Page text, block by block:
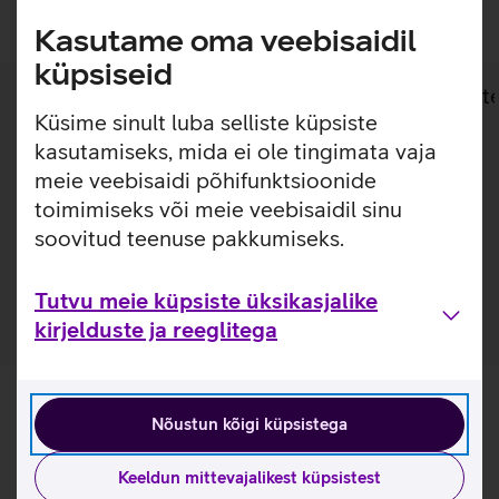
Kasutame oma veebisaidil
küpsiseid
Küsime sinult luba selliste küpsiste
kasutamiseks, mida ei ole tingimata vaja
meie veebisaidi põhifunktsioonide
toimimiseks või meie veebisaidil sinu
soovitud teenuse pakkumiseks.
Tutvu meie küpsiste üksikasjalike
kirjelduste ja reeglitega
Nõustun kõigi küpsistega
Keeldun mittevajalikest küpsistest
Lisainfo
Lisainfo
Nelja-aastane lisagarantii, mis sobib HP äriklassi
lauaarvutitele, millel on baasgarantii 1 aasta (HP ProDesk
4xx seeriad). Antud garantiilaiendus pikendab garantii 4